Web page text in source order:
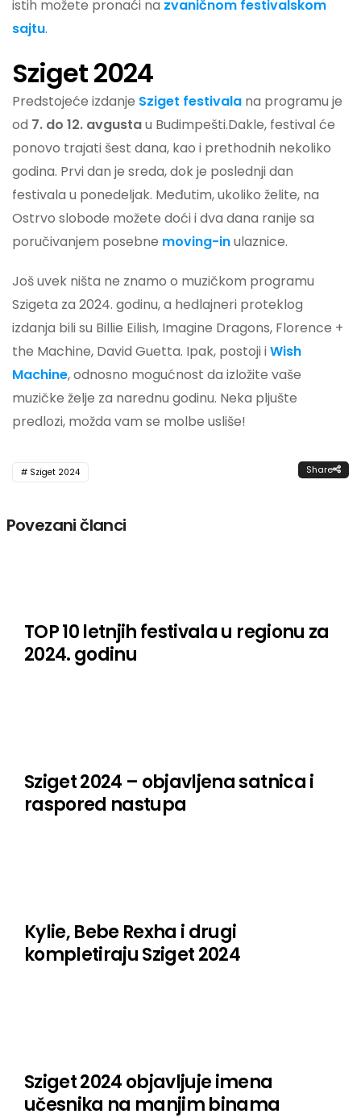
istih možete pronaći na zvaničnom festivalskom
sajtu.
Sziget 2024
Predstojeće izdanje Sziget festivala na programu je
od 7. do 12. avgustau Budimpešti.Dakle, festival će
ponovo trajati šest dana, kao i prethodnih nekoliko
godina. Prvi dan je sreda, dok je poslednji dan
festivala u ponedeljak. Međutim, ukoliko želite, na
Ostrvo slobode možete doći i dva dana ranije sa
poručivanjem posebne moving-inulaznice.
Još uvek ništa ne znamo o muzičkom programu
Szigeta za 2024. godinu, a hedlajneri proteklog
izdanja bili su Billie Eilish, Imagine Dragons, Florence +
the Machine, David Guetta. Ipak, postoji iWish
Machine, odnosno mogućnost da izložite vaše
muzičke želje za narednu godinu. Neka pljušte
predlozi, možda vam se molbe usliše!
Sziget 2024 Share
Povezani članci
TOP 10 letnjih festivala u regionu za
2024. godinu
Sziget 2024 – objavljena satnica i
raspored nastupa
Kylie, Bebe Rexha i drugi
kompletiraju Sziget 2024
Sziget 2024 objavljuje imena
učesnika na manjim binama